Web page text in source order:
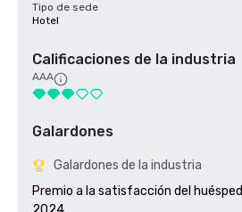
Tipo de sede
Hotel
Calificaciones de la industria
AAA
Galardones
Galardones de la industria
Premio a la satisfacción del